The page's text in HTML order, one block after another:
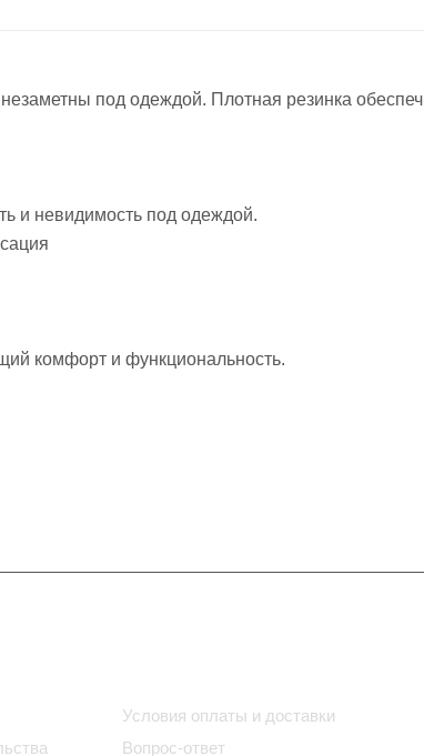
под одеждой. Плотная резинка
и невидимость под одеждой.
комфорт и функциональность.
Условия оплаты и доставки
Вопрос-ответ